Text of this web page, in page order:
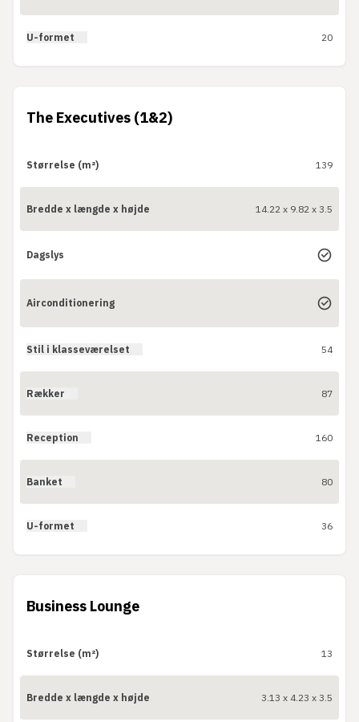
U-formet 20
The Executives (1&2)
Størrelse (m²) 139
Bredde x længde x højde 14.22 x 9.82 x 3.5
Dagslys
Airconditionering
Stil i klasseværelset 54
Rækker 87
Reception 160
Banket 80
U-formet 36
Business Lounge
Størrelse (m²) 13
Bredde x længde x højde 3.13 x 4.23 x 3.5